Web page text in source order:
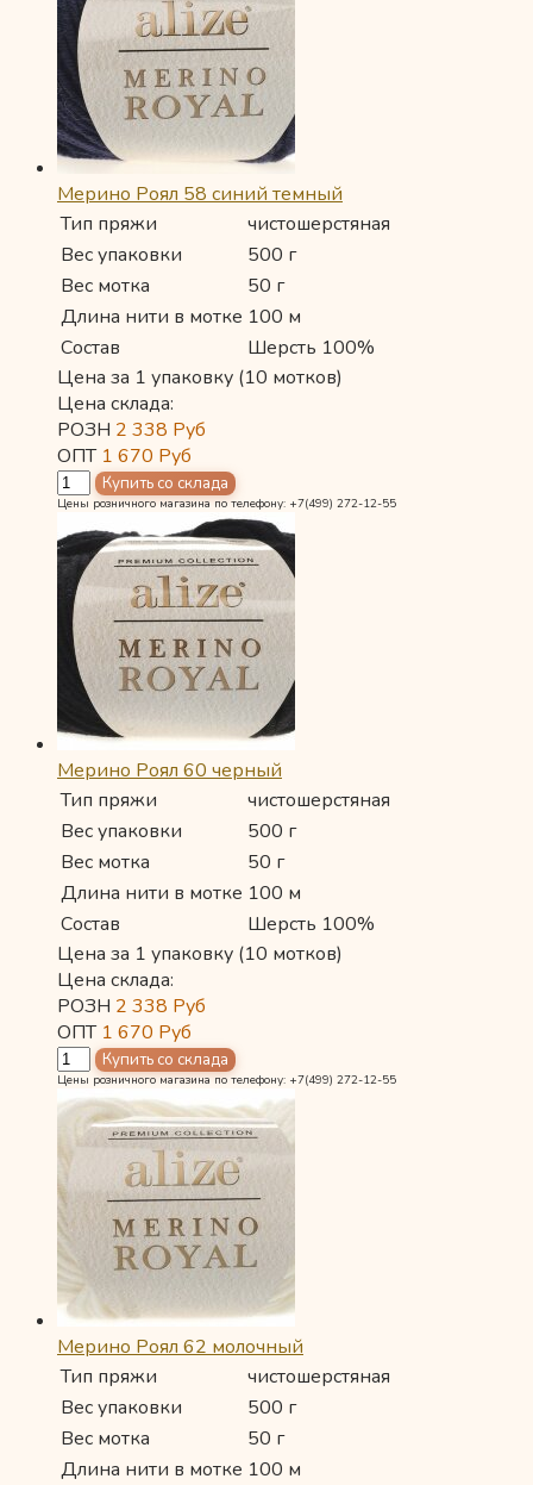
Мерино Роял 58 синий темный
Тип пряжи
чистошерстяная
Вес упаковки
500 г
Вес мотка
50 г
Длина нити в мотке 100 м
Состав
Шерсть 100%
Цена за 1 упаковку (10 мотков)
Цена склада:
РОЗН 2 338 Руб
ОПТ 1 670 Руб
Цены розничного магазина по телефону: +7(499) 272-12-55
Мерино Роял 60 черный
Тип пряжи
чистошерстяная
Вес упаковки
500 г
Вес мотка
50 г
Длина нити в мотке 100 м
Состав
Шерсть 100%
Цена за 1 упаковку (10 мотков)
Цена склада:
РОЗН 2 338 Руб
ОПТ 1 670 Руб
Цены розничного магазина по телефону: +7(499) 272-12-55
Мерино Роял 62 молочный
Тип пряжи
чистошерстяная
Вес упаковки
500 г
Вес мотка
50 г
Длина нити в мотке 100 м